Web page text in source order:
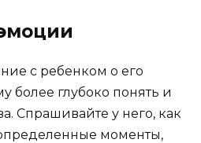
с ребенком о его
более глубоко понять и
Спрашивайте у него, как
моменты,